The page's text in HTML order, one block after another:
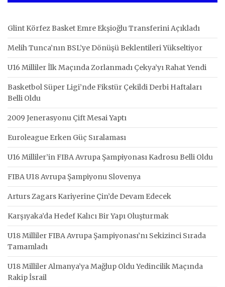
Glint Körfez Basket Emre Ekşioğlu Transferini Açıkladı
Melih Tunca’nın BSL’ye Dönüşü Beklentileri Yükseltiyor
U16 Milliler İlk Maçında Zorlanmadı Çekya’yı Rahat Yendi
Basketbol Süper Ligi’nde Fikstür Çekildi Derbi Haftaları
Belli Oldu
2009 Jenerasyonu Çift Mesai Yaptı
Euroleague Erken Güç Sıralaması
U16 Milliler’in FIBA Avrupa Şampiyonası Kadrosu Belli Oldu
FIBA U18 Avrupa Şampiyonu Slovenya
Arturs Zagars Kariyerine Çin’de Devam Edecek
Karşıyaka’da Hedef Kalıcı Bir Yapı Oluşturmak
U18 Milliler FIBA Avrupa Şampiyonası’nı Sekizinci Sırada
Tamamladı
U18 Milliler Almanya’ya Mağlup Oldu Yedincilik Maçında
Rakip İsrail